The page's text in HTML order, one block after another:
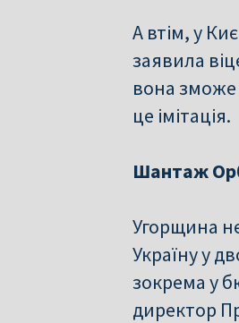
А втім, у
заявила
вона
це імітація.
Шантаж
Угорщина
Україну у
зокрема у
директор